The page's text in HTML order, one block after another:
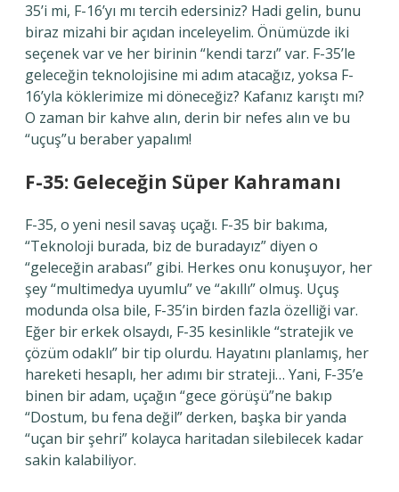
35’i mi, F-16’yı mı tercih edersiniz? Hadi gelin, bunu
biraz mizahi bir açıdan inceleyelim. Önümüzde iki
seçenek var ve her birinin “kendi tarzı” var. F-35’le
geleceğin teknolojisine mi adım atacağız, yoksa F-
16’yla köklerimize mi döneceğiz? Kafanız karıştı mı?
O zaman bir kahve alın, derin bir nefes alın ve bu
“uçuş”u beraber yapalım!
F-35: Geleceğin Süper Kahramanı
F-35, o yeni nesil savaş uçağı. F-35 bir bakıma,
“Teknoloji burada, biz de buradayız” diyen o
“geleceğin arabası” gibi. Herkes onu konuşuyor, her
şey “multimedya uyumlu” ve “akıllı” olmuş. Uçuş
modunda olsa bile, F-35’in birden fazla özelliği var.
Eğer bir erkek olsaydı, F-35 kesinlikle “stratejik ve
çözüm odaklı” bir tip olurdu. Hayatını planlamış, her
hareketi hesaplı, her adımı bir strateji… Yani, F-35’e
binen bir adam, uçağın “gece görüşü”ne bakıp
“Dostum, bu fena değil” derken, başka bir yanda
“uçan bir şehri” kolayca haritadan silebilecek kadar
sakin kalabiliyor.